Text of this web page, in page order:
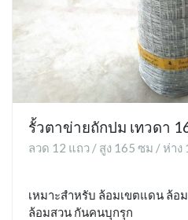
รั้วตาข่ายถักปม เทวดา
ลวด 12 แถว / สูง 165 ซม / ห่าง
เหมาะสำหรับ ล้อมเขตแดน ล้
ล้อมสวน กันคนบุกรุก